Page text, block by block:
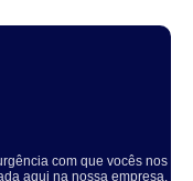
educada e atenciosa. Vale